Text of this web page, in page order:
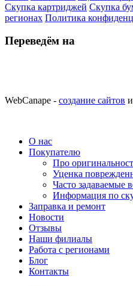
Скупка картриджей Скупка
регионах Политика
Переведём на
WebCanape - создание сайтов и
О нас
Покупателю
Про
Уценка
Часто задаваемые
Информация по
Заправка и ремонт
Новости
Отзывы
Наши филиалы
Работа с регионами
Блог
Контакты